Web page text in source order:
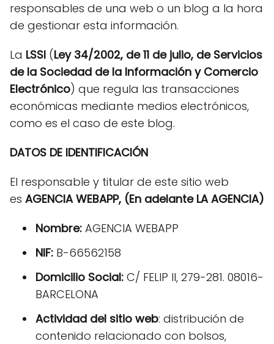
responsables de una web o un blog a la hora
de gestionar esta información.
La LSSI (Ley 34/2002, de 11 de julio, de Servicios
de la Sociedad de la Información y Comercio
Electrónico) que regula las transacciones
económicas mediante medios electrónicos,
como es el caso de este blog.
DATOS DE IDENTIFICACIÓN
El responsable y titular de este sitio web
es AGENCIA WEBAPP, (En adelante LA AGENCIA)
Nombre: AGENCIA WEBAPP
NIF: B-66562158
Domicilio Social: C/ FELIP II, 279-281. 08016-
BARCELONA
Actividad del sitio web: distribución de
contenido relacionado con bolsos,